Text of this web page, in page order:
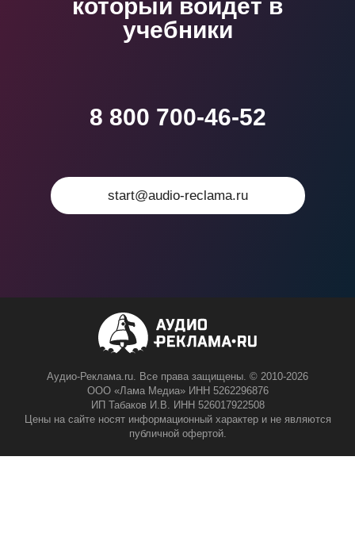
который войдет в
учебники
8 800 700-46-52
start@audio-reclama.ru
Аудио-Реклама.ru. Все права защищены. © 2010-2026
ООО «Лама Медиа» ИНН 5262296876
ИП Табаков И.В. ИНН 526017922508
Цены на сайте носят информационный характер и не являются
публичной офертой.